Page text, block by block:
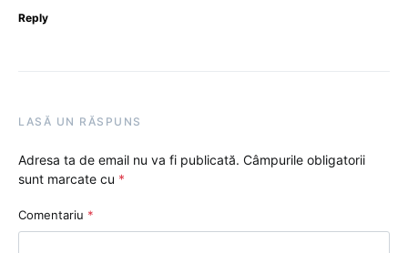
Reply
LASĂ UN RĂSPUNS
Adresa ta de email nu va fi publicată. Câmpurile obligatorii
sunt marcate cu *
Comentariu *